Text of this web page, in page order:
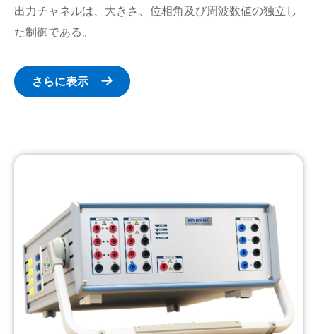
出力チャネルは、大きさ、位相角及び周波数値の独立し
た制御である。
さらに表示 